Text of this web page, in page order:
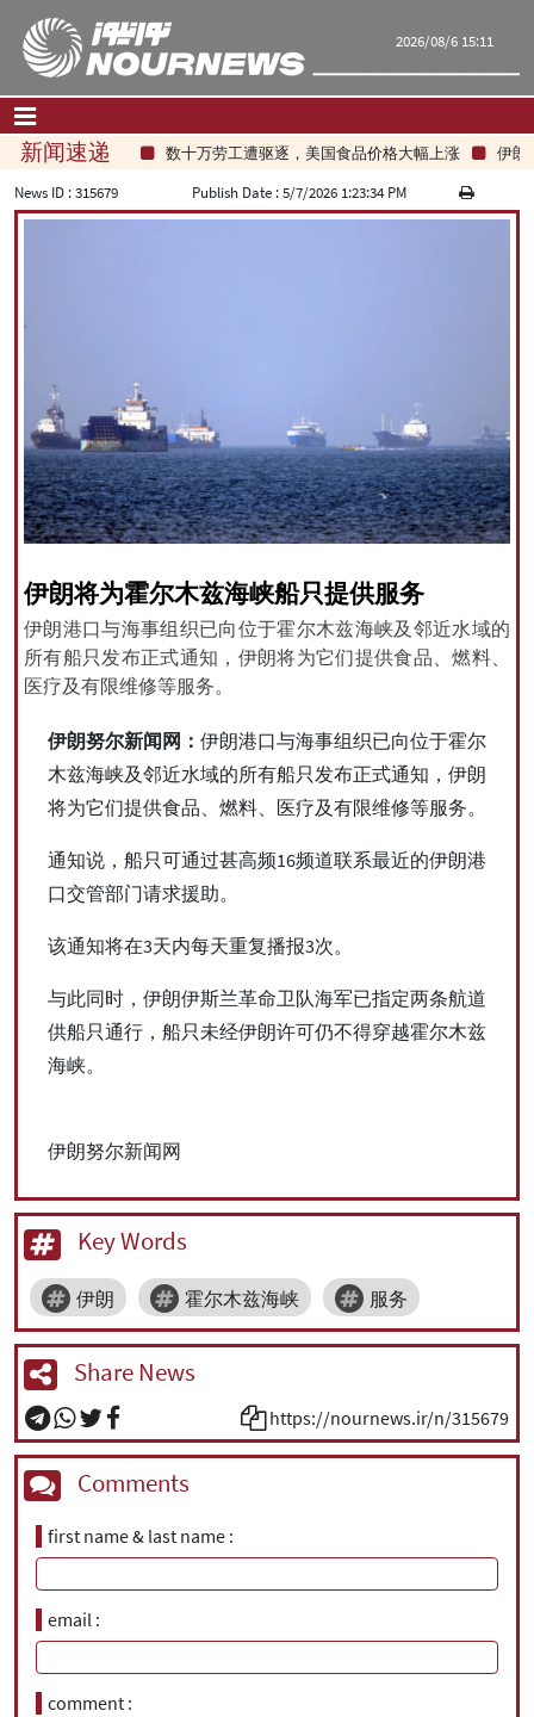
2026/08/6 15:11
首页 联系我们|关于我们
世界
旅游
|فارسی|English|العربیه|
|עברית|русский|中文|
All rights reserved for NourNews
Copyright © 2021 www.nournews.ir
新闻速递 数十万劳工遭驱逐，美国食品价格大幅上涨
伊朗
News ID :315679 Publish Date :5/7/2026 1:23:34 PM
伊朗将为霍尔木兹海峡船只提供服务
伊朗港口与海事组织已向位于霍尔木兹海峡及邻近水域的
所有船只发布正式通知，伊朗将为它们提供食品、燃料、
医疗及有限维修等服务。
伊朗努尔新闻网： 伊朗港口与海事组织已向位于霍尔
木兹海峡及邻近水域的所有船只发布正式通知，伊朗
将为它们提供食品、燃料、医疗及有限维修等服务。
通知说，船只可通过甚高频16频道联系最近的伊朗港
口交管部门请求援助。
该通知将在3天内每天重复播报3次。
与此同时，伊朗伊斯兰革命卫队海军已指定两条航道
供船只通行，船只未经伊朗许可仍不得穿越霍尔木兹
海峡。
伊朗努尔新闻网
Key Words
伊朗 霍尔木兹海峡 服务
Share News
https://nournews.ir/n/315679
Comments
first name & last name
email
comment